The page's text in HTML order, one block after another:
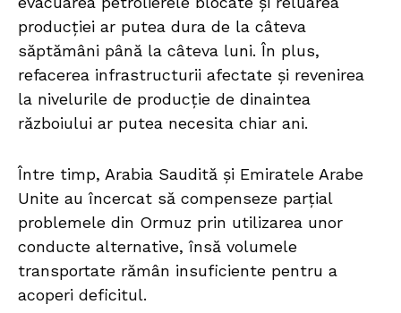
producției ar putea dura de la câteva
săptămâni până la câteva luni. În plus,
refacerea infrastructurii afectate și revenirea
la nivelurile de producție de dinaintea
războiului ar putea necesita chiar ani.
Între timp, Arabia Saudită și Emiratele Arabe
Unite au încercat să compenseze parțial
problemele din Ormuz prin utilizarea unor
conducte alternative, însă volumele
transportate rămân insuficiente pentru a
acoperi deficitul.